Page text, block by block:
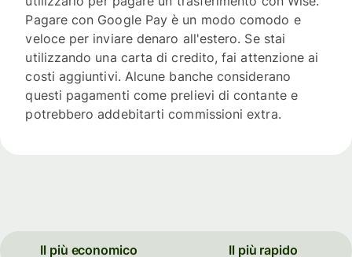
Pagare con Google Pay è un modo comodo e
veloce per inviare denaro all'estero. Se stai
utilizzando una carta di credito, fai attenzione ai
costi aggiuntivi. Alcune banche considerano
questi pagamenti come prelievi di contante e
potrebbero addebitarti commissioni extra.
Il più economico Il più rapido